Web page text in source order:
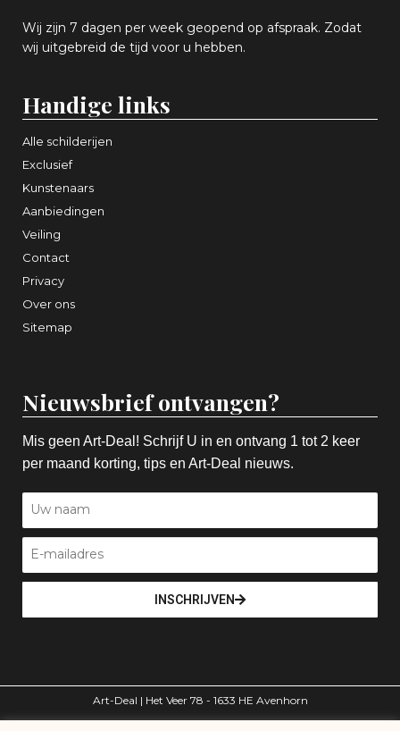
Wij zijn 7 dagen per week geopend op afspraak. Zodat
wij uitgebreid de tijd voor u hebben.
Handige links
Alle schilderijen
Exclusief
Kunstenaars
Aanbiedingen
Veiling
Contact
Privacy
Over ons
Sitemap
Nieuwsbrief ontvangen?
Mis geen Art-Deal! Schrijf U in en ontvang 1 tot 2 keer
per maand korting, tips en Art-Deal nieuws.
INSCHRIJVEN
Art-Deal | Het Veer 78 - 1633 HE Avenhorn